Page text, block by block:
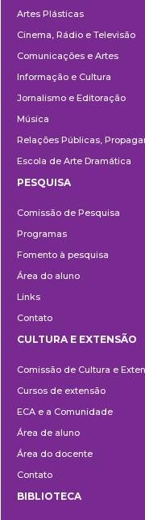
Artes Plásticas
Cinema, Rádio e Televisão
Comunicações e Artes
Informação e Cultura
Jornalismo e Editoração
Música
Relações Públicas,
Escola de Arte Dramática
PESQUISA
Comissão de Pesquisa
Programas
Fomento à pesquisa
Área do aluno
Links
Contato
e
Extensão
CULTURA E EXTENSÃO
Comissão de Cultura e
Cursos de extensão
ECA e a Comunidade
Área de aluno
Área do docente
Contato
BIBLIOTECA